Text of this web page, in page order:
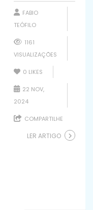
FABIO
TEÓFILO
1161
VISUALIZAÇÕES
0 LIKES
22 NOV,
2024
COMPARTILHE
LER ARTIGO